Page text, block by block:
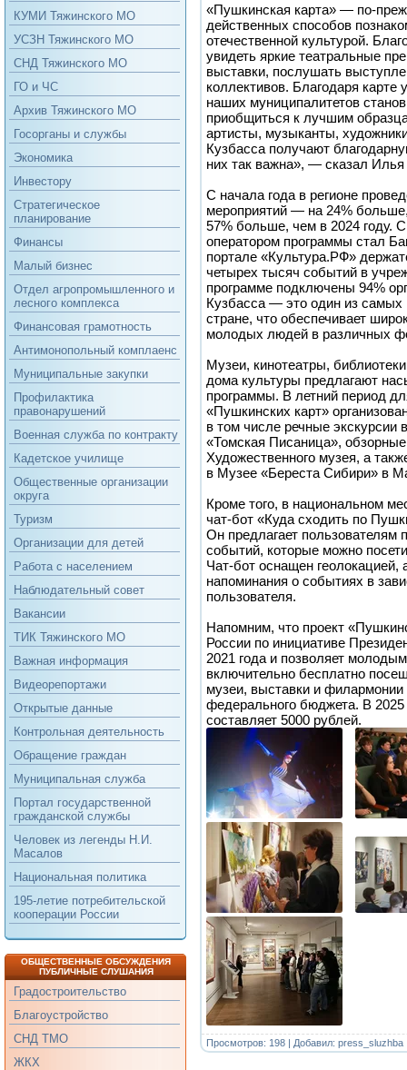
КУМИ Тяжинского МО
УСЗН Тяжинского МО
СНД Тяжинского МО
ГО и ЧС
Архив Тяжинского МО
Госорганы и службы
Экономика
Инвестору
Стратегическое
планирование
Финансы
Малый бизнес
Отдел агропромышленного и
лесного комплекса
Финансовая грамотность
Антимонопольный комплаенс
Муниципальные закупки
Профилактика
правонарушений
Военная служба по контракту
Кадетское училище
Общественные организации
округа
Туризм
Организации для детей
Работа с населением
Наблюдательный совет
Вакансии
ТИК Тяжинского МО
Важная информация
Видеорепортажи
Открытые данные
Контрольная деятельность
Обращение граждан
Муниципальная служба
Портал государственной
гражданской службы
Человек из легенды Н.И.
Масалов
Национальная политика
195-летие потребительской
кооперации России
ОБЩЕСТВЕННЫЕ ОБСУЖДЕНИЯ
ПУБЛИЧНЫЕ СЛУШАНИЯ
Градостроительство
Благоустройство
СНД ТМО
ЖКХ
«Пушкинская карта» —
действенных способов
отечественной культурой.
увидеть яркие театральные
выставки, послушать
коллективов. Благодаря
наших муниципалитетов
приобщиться к лучшим
артисты, музыканты,
Кузбасса получают
них так важна», — сказал
С начала года в регионе
мероприятий — на 24%
57% больше, чем в 2024 году.
оператором программы стал
портале «Культура.РФ»
четырех тысяч событий в
программе подключены 94%
Кузбасса — это один из самых
стране, что обеспечивает
молодых людей в различных
Музеи, кинотеатры,
дома культуры предлагают
программы. В летний период
«Пушкинских карт»
в том числе речные экскурсии
«Томская Писаница»,
Художественного музея, а
в Музее «Береста Сибири» в
Кроме того, в национальном
чат-бот «Куда сходить по
Он предлагает пользователям
событий, которые можно
Чат-бот оснащен геолокацией,
напоминания о событиях в
пользователя.
Напомним, что проект
России по инициативе
2021 года и позволяет
включительно бесплатно
музеи, выставки и филармонии
федерального бюджета. В
составляет 5000 рублей.
Просмотров: 198 | Добавил: press_sluzhba